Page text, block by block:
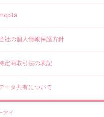
社の個人情報保護方針
定商取引法の表記
ータ共有について
アイ